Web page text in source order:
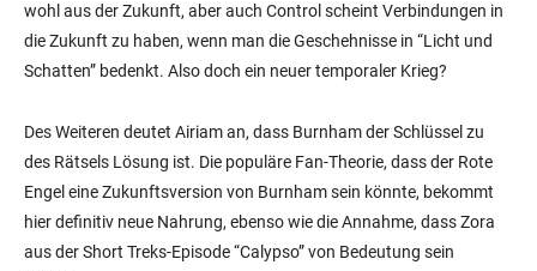
wohl aus der Zukunft, aber auch Control scheint Verbindungen in
die Zukunft zu haben, wenn man die Geschehnisse in “Licht und
Schatten” bedenkt. Also doch ein neuer temporaler Krieg?
Des Weiteren deutet Airiam an, dass Burnham der Schlüssel zu
des Rätsels Lösung ist. Die populäre Fan-Theorie, dass der Rote
Engel eine Zukunftsversion von Burnham sein könnte, bekommt
hier definitiv neue Nahrung, ebenso wie die Annahme, dass Zora
aus der Short Treks-Episode “Calypso” von Bedeutung sein